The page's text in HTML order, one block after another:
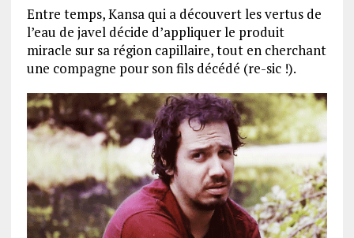
Entre temps, Kansa qui a découvert les vertus de
l’eau de javel décide d’appliquer le produit
miracle sur sa région capillaire, tout en cherchant
une compagne pour son fils décédé (re-sic !).